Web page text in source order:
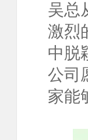
吴总
激烈
中脱
公司
家能